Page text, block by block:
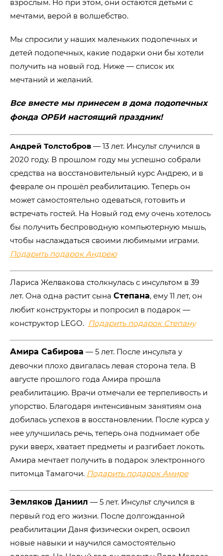
взрослым. Но при этом, они остаются детьми с
мечтами, верой в волшебство.
Мы спросили у наших маленьких подопечных и
детей подопечных, какие подарки они бы хотели
получить на новый год. Ниже ― список их
мечтаний и желаний.
Все вместе мы принесем в дома подопечных
фонда ОРБИ настоящий праздник!
Андрей Толстобров ― 13 лет. Инсульт случился в
2020 году. В прошлом году мы успешно собрали
средства на восстановительный курс Андрею, и в
феврале он прошёл реабилитацию. Теперь он
может самостоятельно одеваться, готовить и
встречать гостей. На Новый год ему очень хотелось
бы получить беспроводную компьютерную мышь,
чтобы наслаждаться своими любимыми играми.
Подарить подарок Андрею
Лариса Желвакова столкнулась с инсультом в 39
лет. Она одна растит сына Степана, ему 11 лет, он
любит конструкторы и попросил в подарок ―
конструктор LEGO. Подарить подарок Степану
Амира Сабирова ― 5 лет. После инсульта у
девочки плохо двигалась левая сторона тела. В
августе прошлого года Амира прошла
реабилитацию. Врачи отмечали ее терпеливость и
упорство. Благодаря интенсивным занятиям она
добилась успехов в восстановлении. После курса у
нее улучшилась речь, теперь она поднимает обе
руки вверх, хватает предметы и разгибает локоть.
Амира мечтает получить в подарок электронного
питомца Тамагочи. Подарить подарок Амире
Земляков Даниил ― 5 лет. Инсульт случился в
первый год его жизни. После долгожданной
реабилитации Даня физически окреп, освоил
новые навыки и научился самостоятельно